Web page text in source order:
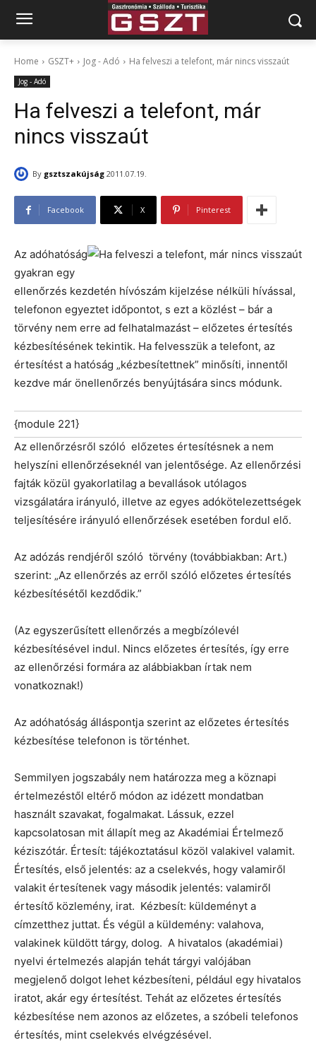
Home GSZT+ Jog - Adó Ha felveszi a telefont, már nincs visszaút
Jog - Adó
Ha felveszi a telefont, már
nincs visszaút
By gsztszakújság 2011.07.19.
Facebook X Pinterest
Az adóhatóság
gyakran egy
ellenőrzés kezdetén hívószám kijelzése nélküli hívással,
telefonon egyeztet időpontot, s ezt a közlést – bár a
törvény nem erre ad felhatalmazást – előzetes értesítés
kézbesítésének tekintik. Ha felvesszük a telefont, az
értesítést a hatóság „kézbesítettnek” minősíti, innentől
kezdve már önellenőrzés benyújtására sincs módunk.
{module 221}
Az ellenőrzésről szóló előzetes értesítésnek a nem
helyszíni ellenőrzéseknél van jelentősége. Az ellenőrzési
fajták közül gyakorlatilag a bevallások utólagos
vizsgálatára irányuló, illetve az egyes adókötelezettségek
teljesítésére irányuló ellenőrzések esetében fordul elő.
Az adózás rendjéről szóló törvény (továbbiakban: Art.)
szerint: „Az ellenőrzés az erről szóló előzetes értesítés
kézbesítésétől kezdődik.”
(Az egyszerűsített ellenőrzés a megbízólevél
kézbesítésével indul. Nincs előzetes értesítés, így erre
az ellenőrzési formára az alábbiakban írtak nem
vonatkoznak!)
Az adóhatóság álláspontja szerint az előzetes értesítés
kézbesítése telefonon is történhet.
Semmilyen jogszabály nem határozza meg a köznapi
értelmezéstől eltérő módon az idézett mondatban
használt szavakat, fogalmakat. Lássuk, ezzel
kapcsolatosan mit állapít meg az Akadémiai Értelmező
kéziszótár. Értesít: tájékoztatásul közöl valakivel valamit.
Értesítés, első jelentés: az a cselekvés, hogy valamiről
valakit értesítenek vagy második jelentés: valamiről
értesítő közlemény, irat. Kézbesít: küldeményt a
címzetthez juttat. És végül a küldemény: valahova,
valakinek küldött tárgy, dolog. A hivatalos (akadémiai)
nyelvi értelmezés alapján tehát tárgyi valójában
megjelenő dolgot lehet kézbesíteni, például egy hivatalos
iratot, akár egy értesítést. Tehát az előzetes értesítés
kézbesítése nem azonos az előzetes, a szóbeli telefonos
értesítés, mint cselekvés elvégzésével.